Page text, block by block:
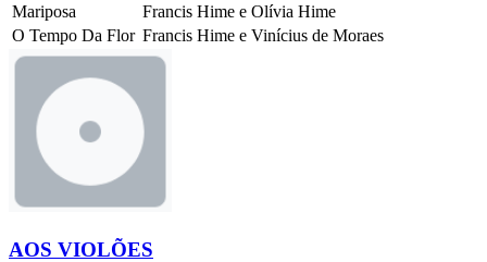
Mariposa
Francis Hime e Olívia Hime
O Tempo Da Flor Francis Hime e Vinícius de Moraes
AOS VIOLÕES